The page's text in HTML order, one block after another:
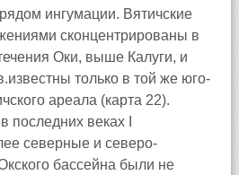
ингумации. Вятичские
сконцентрированы в
Оки, выше Калуги, и
только в той же юго-
ареала (карта 22).
последних веках I
северные и северо-
бассейна были не